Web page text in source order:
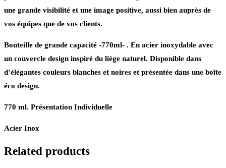
une grande visibilité et une image positive, aussi bien auprès de
vos équipes que de vos clients.
Bouteille de grande capacité -770ml- . En acier inoxydable avec
un couvercle design inspiré du liège naturel. Disponible dans
d’élégantes couleurs blanches et noires et présentée dans une boîte
éco design.
770 ml. Présentation Individuelle
Acier Inox
Related products